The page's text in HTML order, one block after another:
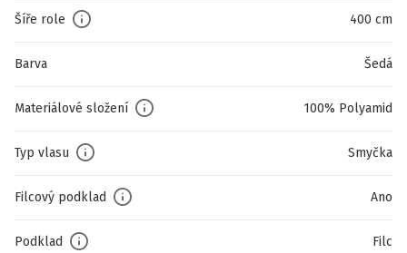
Šíře role 400 cm
Barva Šedá
Materiálové složení 100% Polyamid
Typ vlasu Smyčka
Filcový podklad Ano
Podklad Filc